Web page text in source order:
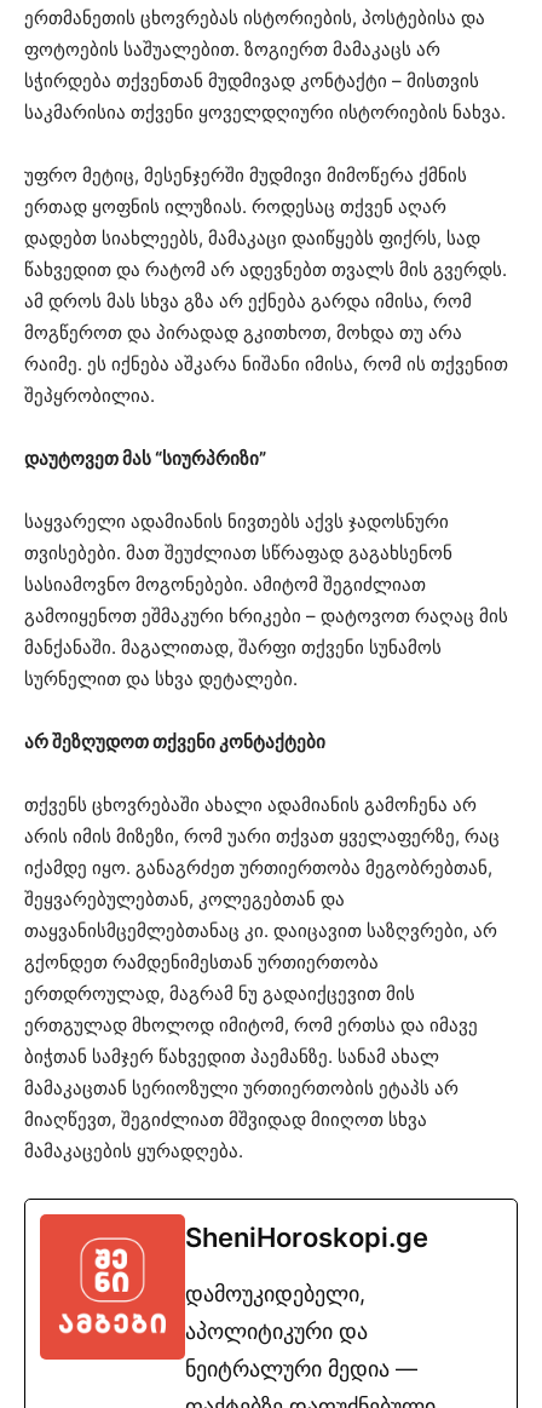
ერთმანეთის ცხოვრებას ისტორიების, პოსტებისა და
ფოტოების საშუალებით. ზოგიერთ მამაკაცს არ
სჭირდება თქვენთან მუდმივად კონტაქტი – მისთვის
საკმარისია თქვენი ყოველდღიური ისტორიების ნახვა.
უფრო მეტიც, მესენჯერში მუდმივი მიმოწერა ქმნის
ერთად ყოფნის ილუზიას. როდესაც თქვენ აღარ
დადებთ სიახლეებს, მამაკაცი დაიწყებს ფიქრს, სად
წახვედით და რატომ არ ადევნებთ თვალს მის გვერდს.
ამ დროს მას სხვა გზა არ ექნება გარდა იმისა, რომ
მოგწეროთ და პირადად გკითხოთ, მოხდა თუ არა
რაიმე. ეს იქნება აშკარა ნიშანი იმისა, რომ ის თქვენით
შეპყრობილია.
დაუტოვეთ მას “სიურპრიზი”
საყვარელი ადამიანის ნივთებს აქვს ჯადოსნური
თვისებები. მათ შეუძლიათ სწრაფად გაგახსენონ
სასიამოვნო მოგონებები. ამიტომ შეგიძლიათ
გამოიყენოთ ეშმაკური ხრიკები – დატოვოთ რაღაც მის
მანქანაში. მაგალითად, შარფი თქვენი სუნამოს
სურნელით და სხვა დეტალები.
არ შეზღუდოთ თქვენი კონტაქტები
თქვენს ცხოვრებაში ახალი ადამიანის გამოჩენა არ
არის იმის მიზეზი, რომ უარი თქვათ ყველაფერზე, რაც
იქამდე იყო. განაგრძეთ ურთიერთობა მეგობრებთან,
შეყვარებულებთან, კოლეგებთან და
თაყვანისმცემლებთანაც კი. დაიცავით საზღვრები, არ
გქონდეთ რამდენიმესთან ურთიერთობა
ერთდროულად, მაგრამ ნუ გადაიქცევით მის
ერთგულად მხოლოდ იმიტომ, რომ ერთსა და იმავე
ბიჭთან სამჯერ წახვედით პაემანზე. სანამ ახალ
მამაკაცთან სერიოზული ურთიერთობის ეტაპს არ
მიაღწევთ, შეგიძლიათ მშვიდად მიიღოთ სხვა
მამაკაცების ყურადღება.
SheniHoroskopi.ge
დამოუკიდებელი,
აპოლიტიკური და
ნეიტრალური მედია —